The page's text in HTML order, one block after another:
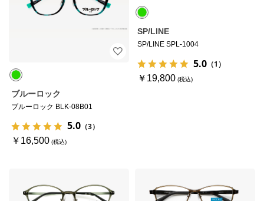
ブルーロック
ブルーロック BLK-08B01
5.0 （3）
￥16,500
SP/LINE
SP/LINE SPL-1004
5.0 （1）
￥19,800